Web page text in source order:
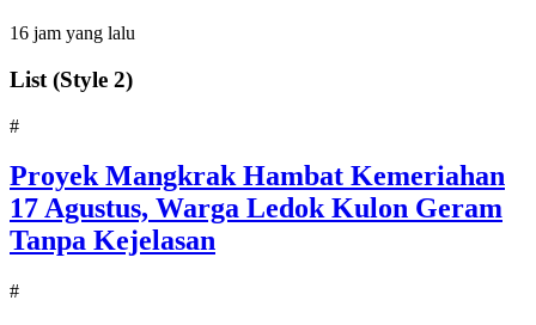
16 jam yang lalu
List (Style 2)
#
‎Proyek Mangkrak Hambat Kemeriahan
17 Agustus, Warga Ledok Kulon Geram
Tanpa Kejelasan
#